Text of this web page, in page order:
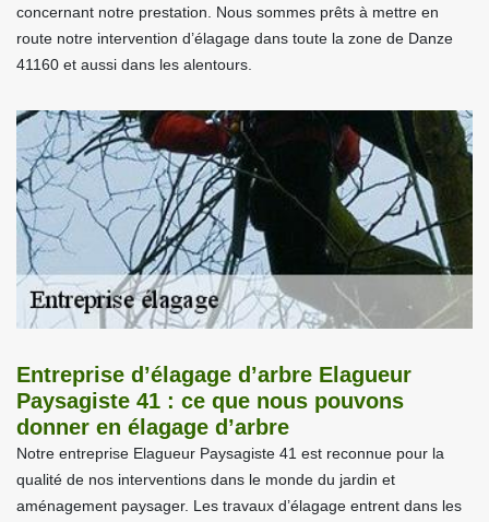
concernant notre prestation. Nous sommes prêts à mettre en
route notre intervention d’élagage dans toute la zone de Danze
41160 et aussi dans les alentours.
Entreprise d’élagage d’arbre Elagueur
Paysagiste 41 : ce que nous pouvons
donner en élagage d’arbre
Notre entreprise Elagueur Paysagiste 41 est reconnue pour la
qualité de nos interventions dans le monde du jardin et
aménagement paysager. Les travaux d’élagage entrent dans les